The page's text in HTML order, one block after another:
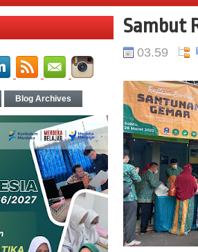
Blog Archives
Sambut
03.59